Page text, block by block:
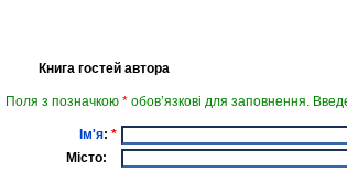
Книга гостей автора
Поля з позначкою * обов’язкові для заповнення.
Ім'я: *
Місто: